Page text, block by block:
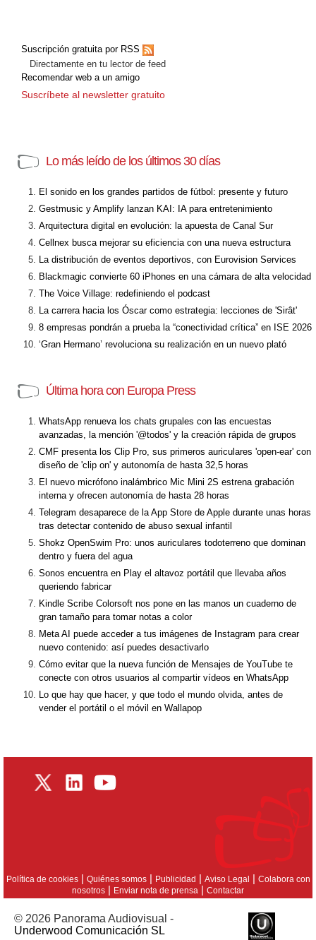
Suscripción gratuita por RSS
Directamente en tu lector de feed
Recomendar web a un amigo
Suscríbete al newsletter gratuito
Lo más leído de los últimos 30 días
El sonido en los grandes partidos de fútbol: presente y futuro
Gestmusic y Amplify lanzan KAI: IA para entretenimiento
Arquitectura digital en evolución: la apuesta de Canal Sur
Cellnex busca mejorar su eficiencia con una nueva estructura
La distribución de eventos deportivos, con Eurovision Services
Blackmagic convierte 60 iPhones en una cámara de alta velocidad
The Voice Village: redefiniendo el podcast
La carrera hacia los Óscar como estrategia: lecciones de 'Sirât'
8 empresas pondrán a prueba la “conectividad crítica” en ISE 2026
‘Gran Hermano’ revoluciona su realización en un nuevo plató
Última hora con Europa Press
WhatsApp renueva los chats grupales con las encuestas
avanzadas, la mención '@todos' y la creación rápida de grupos
CMF presenta los Clip Pro, sus primeros auriculares 'open-ear' con
diseño de 'clip on' y autonomía de hasta 32,5 horas
El nuevo micrófono inalámbrico Mic Mini 2S estrena grabación
interna y ofrecen autonomía de hasta 28 horas
Telegram desaparece de la App Store de Apple durante unas horas
tras detectar contenido de abuso sexual infantil
Shokz OpenSwim Pro: unos auriculares todoterreno que dominan
dentro y fuera del agua
Sonos encuentra en Play el altavoz portátil que llevaba años
queriendo fabricar
Kindle Scribe Colorsoft nos pone en las manos un cuaderno de
gran tamaño para tomar notas a color
Meta AI puede acceder a tus imágenes de Instagram para crear
nuevo contenido: así puedes desactivarlo
Cómo evitar que la nueva función de Mensajes de YouTube te
conecte con otros usuarios al compartir vídeos en WhatsApp
Lo que hay que hacer, y que todo el mundo olvida, antes de
vender el portátil o el móvil en Wallapop
Política de cookies| Quiénes somos| Publicidad | Aviso Legal | Colabora con
nosotros | Enviar nota de prensa | Contactar
© 2026 Panorama Audiovisual -
Underwood Comunicación SL